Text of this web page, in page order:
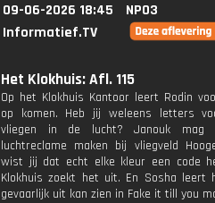
09-06-2026 18:45
NPO3
Informatief.TV
Het Klokhuis: Afl. 115
Op het Klokhuis Kantoor leert Rodin
op komen. Heb jij weleens letters
vliegen in de lucht? Janouk mag
luchtreclame maken bij vliegveld
wist jij dat echt elke kleur een code
Klokhuis zoekt het uit. En Sosha leert
gevaarlijk uit kan zien in Fake it till you